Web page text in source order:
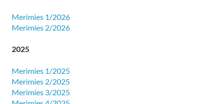
Merimies 1/2026
Merimies 2/2026
2025
Merimies 1/2025
Merimies 2/2025
Merimies 3/2025